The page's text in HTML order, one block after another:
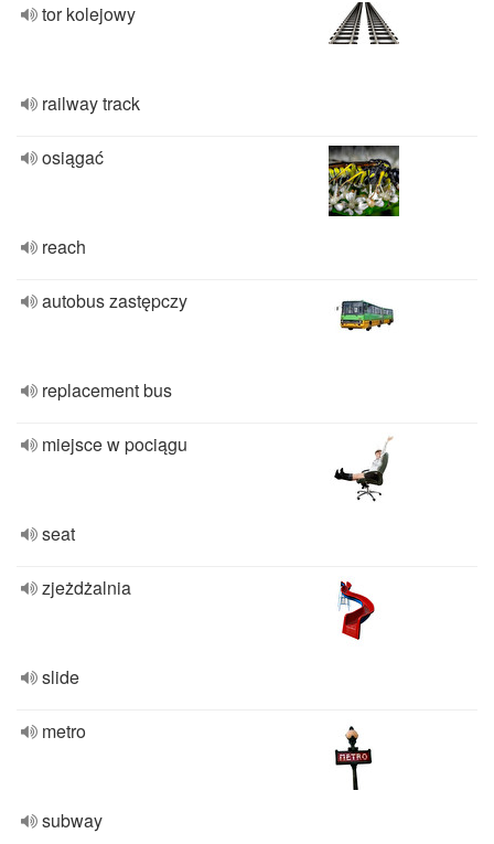
tor kolejowy
railway track
osiągać
reach
autobus zastępczy
replacement bus
miejsce w pociągu
seat
zjeżdżalnia
slide
metro
subway